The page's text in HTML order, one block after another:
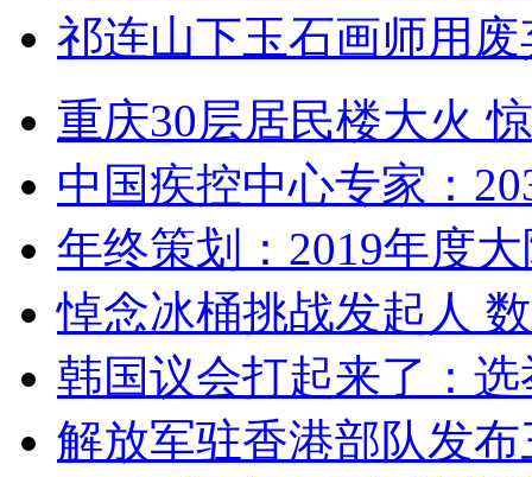
祁连山下玉石画师用
重庆30层居民楼大火
中国疾控中心专家：
年终策划：2019年度
悼念冰桶挑战发起人
韩国议会打起来了：
解放军驻香港部队发